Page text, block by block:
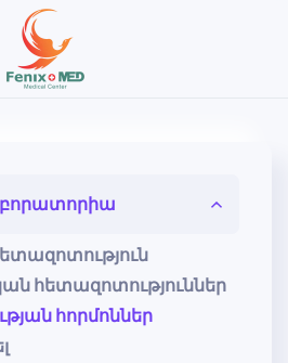
հետազոտություններ
հորմոններ